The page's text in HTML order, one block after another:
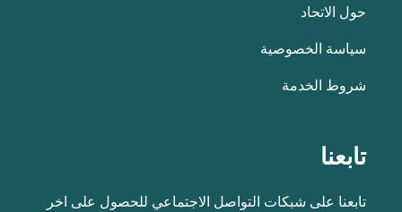
حول الاتحاد
سياسة الخصوصية
شروط الخدمة
تابعنا
تابعنا على شبكات التواصل الاجتماعي للحصول على اخر